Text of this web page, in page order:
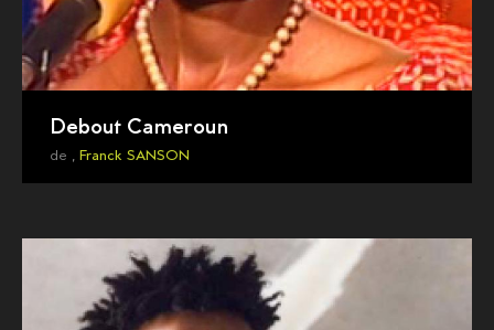
Debout Cameroun
de , Franck SANSON